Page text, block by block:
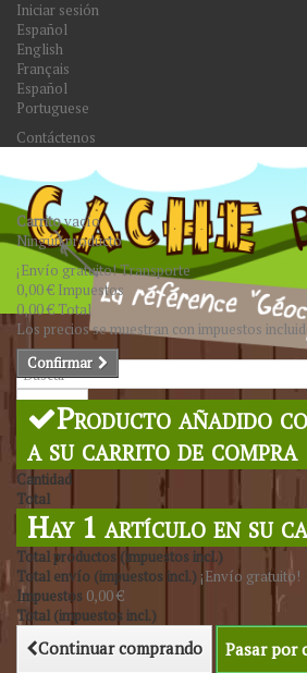
Iniciar sesión
Español
English
Français
Español
Portuguese
Contáctenos
Buscar
Carritovacío
Ningún producto
¡Envío gratuito!Transporte
0,00 € Impuestos
0,00 €Total
Los precios se muestran con impuestos
Confirmar
Producto añadido
a su carrito de compra
Cantidad
Total
Hay 1 artículo en su
Total productos (impuestos incl.)
Total envío (impuestos incl.) ¡Envío gratuito!
Impuestos 0,00 €
Total (impuestos incl.)
Continuar comprando Pasar por